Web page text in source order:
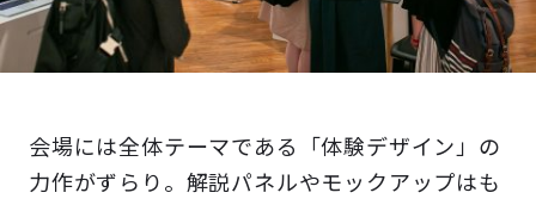
会場には全体テーマである「体験デザイン」の
力作がずらり。解説パネルやモックアップはも